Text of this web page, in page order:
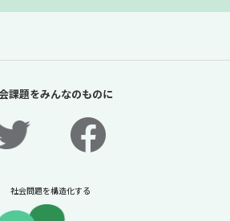
方は留守番」責任があるの
ースに潜む社会課題をキャッ
課題をみんなのものに
社会問題を構造化する